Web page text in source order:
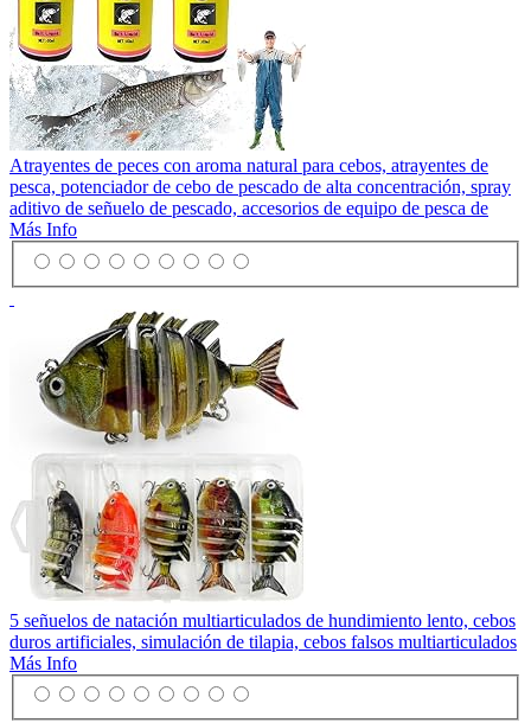
Atrayentes de peces con aroma natural para cebos, atrayentes de
pesca, potenciador de cebo de pescado de alta concentración, spray
aditivo de señuelo de pescado, accesorios de equipo de pesca de
Más Info
5 señuelos de natación multiarticulados de hundimiento lento, cebos
duros artificiales, simulación de tilapia, cebos falsos multiarticulados
Más Info